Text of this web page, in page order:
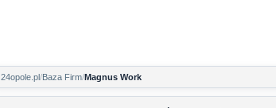
24opole.pl Baza Firm Magnus Work